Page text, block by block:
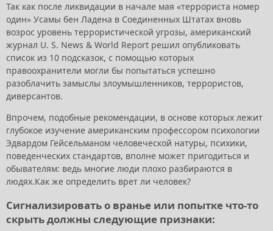
Так как после ликвидации в начале мая «террориста номер
один» Усамы бен Ладена в Соединенных Штатах вновь
возрос уровень террористической угрозы, американский
журнал U. S. News & World Report решил опубликовать
список из 10 подсказок, с помощью которых
правоохранители могли бы попытаться успешно
разоблачить замыслы злоумышленников, террористов,
диверсантов.
Впрочем, подобные рекомендации, в основе которых лежит
глубокое изучение американским профессором психологии
Эдвардом Гейсельманом человеческой натуры, психики,
поведенческих стандартов, вполне может пригодиться и
обывателям: ведь многие люди плохо разбираются в
людях.Как же определить врет ли человек?
Сигнализировать о вранье или попытке что-то
скрыть должны следующие признаки: